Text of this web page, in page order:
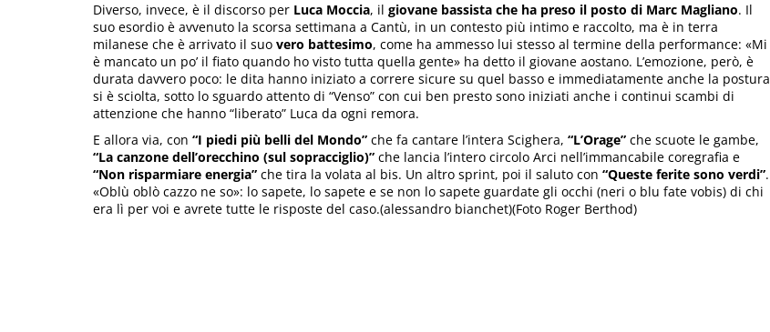
Diverso, invece, è il discorso per Luca Moccia, il giovane bassista che ha preso il posto di Marc Magliano. Il
suo esordio è avvenuto la scorsa settimana a Cantù, in un contesto più intimo e raccolto, ma è in terra
milanese che è arrivato il suo vero battesimo, come ha ammesso lui stesso al termine della performance: «Mi
è mancato un po’ il fiato quando ho visto tutta quella gente» ha detto il giovane aostano. L’emozione, però, è
durata davvero poco: le dita hanno iniziato a correre sicure su quel basso e immediatamente anche la postura
si è sciolta, sotto lo sguardo attento di “Venso” con cui ben presto sono iniziati anche i continui scambi di
attenzione che hanno “liberato” Luca da ogni remora.
E allora via, con “I piedi più belli del Mondo” che fa cantare l’intera Scighera, “L’Orage” che scuote le gambe,
“La canzone dell’orecchino (sul sopracciglio)” che lancia l’intero circolo Arci nell’immancabile coregrafia e
“Non risparmiare energia” che tira la volata al bis. Un altro sprint, poi il saluto con “Queste ferite sono verdi”.
«Oblù oblò cazzo ne so»: lo sapete, lo sapete e se non lo sapete guardate gli occhi (neri o blu fate vobis) di chi
era lì per voi e avrete tutte le risposte del caso.(alessandro bianchet)(Foto Roger Berthod)